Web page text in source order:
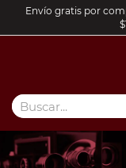
Envío gratis por